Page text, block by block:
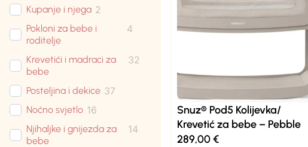
Kupanje i njega 2
Pokloni za bebe i
roditelje
4
Krevetići i madraci za
bebe
32
Posteljina i dekice 37
Noćno svjetlo 16
Njihaljke i gnijezda za
bebe
14
Snuz® Pod5 Kolijevka/
Krevetić za bebe – Pebble
289,00€